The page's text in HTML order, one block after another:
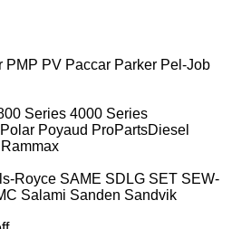
PMP PV Paccar Parker Pel-Job
Series 4000 Series
Polar Poyaud ProPartsDiesel
Rammax
Royce SAME SDLG SET SEW-
Salami Sanden Sandvik